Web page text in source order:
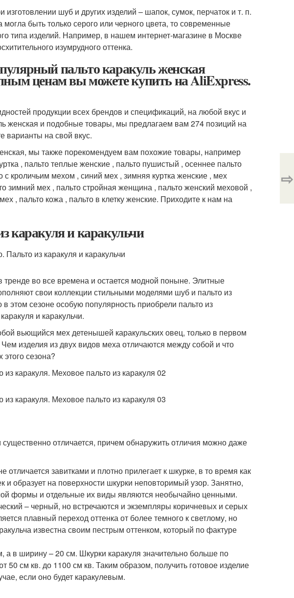
шуб и других изделий – шапок, сумок, перчаток и т. п.
могла быть только серого или черного цвета, то современные
типа изделий. Например, в нашем интернет-магазине в Москве
изумрудного оттенка.
пальто каракуль женская
ценам вы можете купить на AliExpress.
продукции всех брендов и спецификаций, на любой вкус и
женская и подобные товары, мы предлагаем вам 274 позиций на
варианты на свой вкус.
мы также порекомендуем вам похожие товары, например
, пальто теплые женские , пальто пушистый , осеннее пальто
кроличьим мехом , синий мех , зимняя куртка женские , мех
зимний мех , пальто стройная женщина , пальто женский меховой ,
, пальто кожа , пальто в клетку женские. Приходите к нам на
каракуля и каракульчи
во все времена и остается модной поныне. Элитные
свои коллекции стильными моделями шуб и пальто из
этом сезоне особую популярность приобрели пальто из
и каракульчи.
вьющийся мех детенышей каракульских овец, только в первом
изделия из двух видов меха отличаются между собой и что
сезона?
отличается, причем обнаружить отличия можно даже
отличается завитками и плотно прилегает к шкурке, в то время как
и образует на поверхности шкурки неповторимый узор. Занятно,
формы и отдельные их виды являются необычайно ценными.
– черный, но встречаются и экземпляры коричневых и серых
плавный переход оттенка от более темного к светлому, но
известна своим пестрым оттенком, который по фактуре
а в ширину – 20 см. Шкурки каракуля значительно больше по
50 см кв. до 1100 см кв. Таким образом, получить готовое изделие
если оно будет каракулевым.
⇨